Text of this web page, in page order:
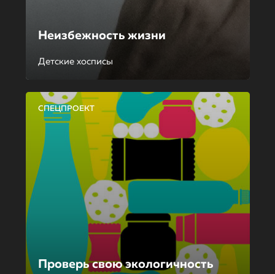
Неизбежность жизни
Детские хосписы
СПЕЦПРОЕКТ
Проверь свою экологичность